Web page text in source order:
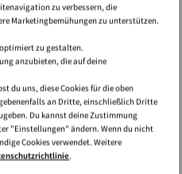
zu verbessern, die
Marketingbemühungen zu unterstützen.
zu gestalten.
anzubieten, die auf deine
du uns, diese Cookies für die oben
an Dritte, einschließlich Dritte
Du kannst deine Zustimmung
"Einstellungen" ändern. Wenn du nicht
Cookies verwendet. Weitere
.